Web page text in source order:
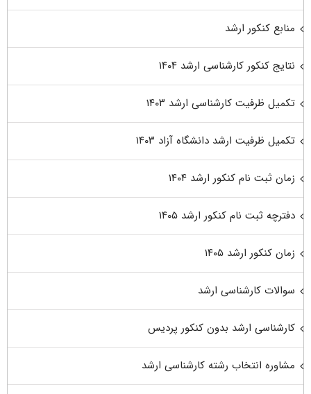
منابع کنکور ارشد
نتایج کنکور کارشناسی ارشد ۱۴۰۴
تکمیل ظرفیت کارشناسی ارشد ۱۴۰۳
تکمیل ظرفیت ارشد دانشگاه آزاد ۱۴۰۳
زمان ثبت نام کنکور ارشد ۱۴۰۴
دفترچه ثبت نام کنکور ارشد ۱۴۰۵
زمان کنکور ارشد ۱۴۰۵
سوالات کارشناسی ارشد
کارشناسی ارشد بدون کنکور پردیس
مشاوره انتخاب رشته کارشناسی ارشد